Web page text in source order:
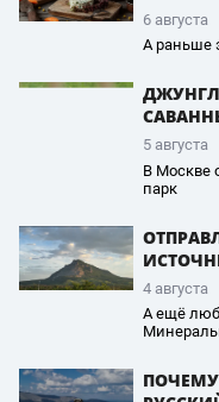
6 августа
А раньше
5 августа
В Москве
парк
4 августа
А ещё